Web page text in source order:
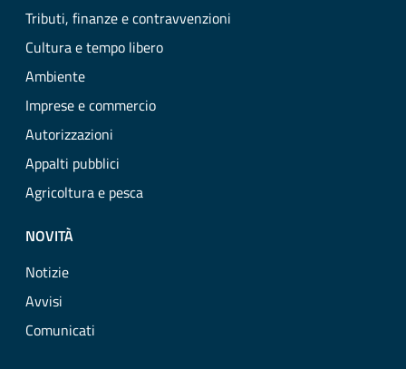
Tributi, finanze e contravvenzioni
Cultura e tempo libero
Ambiente
Imprese e commercio
Autorizzazioni
Appalti pubblici
Agricoltura e pesca
NOVITÀ
Notizie
Avvisi
Comunicati